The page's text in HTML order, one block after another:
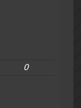
0